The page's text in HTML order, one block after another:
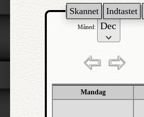
Skannet Indtastet
Måned:
Mandag